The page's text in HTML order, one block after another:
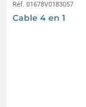
Réf. 01678V0183057
Cable 4 en 1